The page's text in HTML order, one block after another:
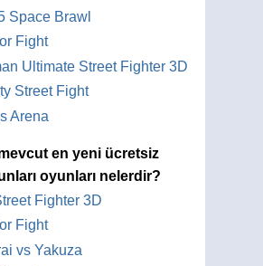
Space Brawl
Fight
Ultimate Street Fighter 3D
Street Fight
Arena
en yeni ücretsiz
oyunları nelerdir?
Fighter 3D
Fight
vs Yakuza